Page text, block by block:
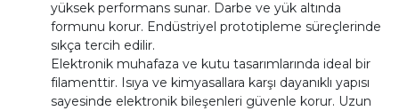
yüksek performans sunar. Darbe ve yük altında
formunu korur. Endüstriyel prototipleme süreçlerinde
sıkça tercih edilir.
Elektronik muhafaza ve kutu tasarımlarında ideal bir
filamenttir. Isıya ve kimyasallara karşı dayanıklı yapısı
sayesinde elektronik bileşenleri güvenle korur. Uzun